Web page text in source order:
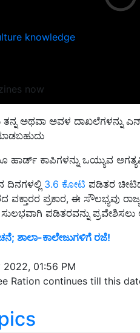
knowledge
now
ಅಥವಾ ಅವಳ ದಾಖಲೆಗಳನ್ನು
ಕಾಪಿಗಳನ್ನು ಒಯ್ಯುವ
ದಿನಗಳಲ್ಲಿ 3.6 ಕೋಟಿ ಪಡಿತರ
ವಕ್ತಾರರ ಪ್ರಕಾರ, ಈ ಸೌಲಭ್ಯವು
ಪಡಿತರವನ್ನು ಪ್ರವೇಶಿಸಲು
ಶಾಲಾ-ಕಾಲೇಜುಗಳಿಗೆ ರಜೆ!
2022, 01:56 PM
Ration continues till this